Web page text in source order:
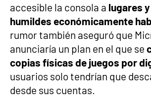
accesible la consola a lugares
humildes económicamente
rumor también aseguró que
anunciaría un plan en el que se
copias físicas de juegos por
usuarios solo tendrían que
desde sus cuentas.